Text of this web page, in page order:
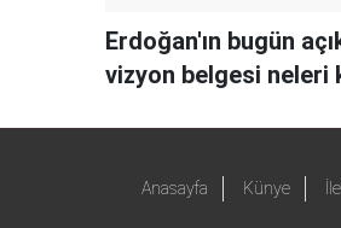
Erdoğan'ın bugün
vizyon belgesi neleri
Anasayfa Künye